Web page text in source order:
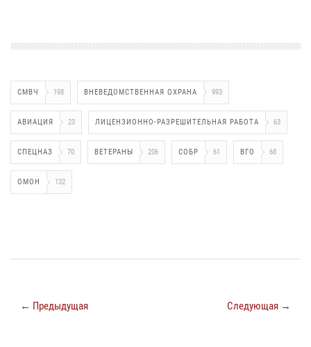
СМВЧ 198 ВНЕВЕДОМСТВЕННАЯ ОХРАНА 993
АВИАЦИЯ 23 ЛИЦЕНЗИОННО-РАЗРЕШИТЕЛЬНАЯ РАБОТА 63
СПЕЦНАЗ 70 ВЕТЕРАНЫ 206 СОБР 61 ВГО 68
ОМОН 132
← Предыдущая Следующая →